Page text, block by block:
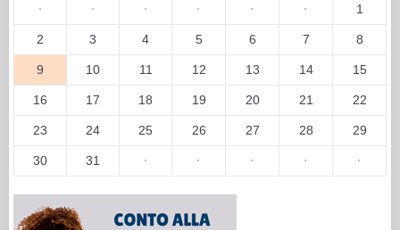
· · · · · · 1
2 3 4 5 6 7 8
9 10 11 12 13 14 15
16 17 18 19 20 21 22
23 24 25 26 27 28 29
30 31 · · · · ·